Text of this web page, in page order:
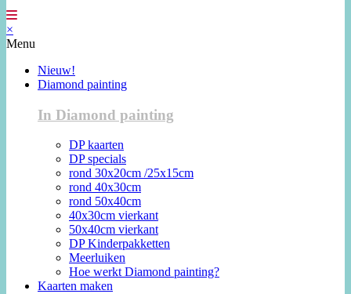
×
Menu
Nieuw!
Diamond painting
In Diamond painting
DP kaarten
DP specials
rond 30x20cm /25x15cm
rond 40x30cm
rond 50x40cm
40x30cm vierkant
50x40cm vierkant
DP Kinderpakketten
Meerluiken
Hoe werkt Diamond painting?
Kaarten maken